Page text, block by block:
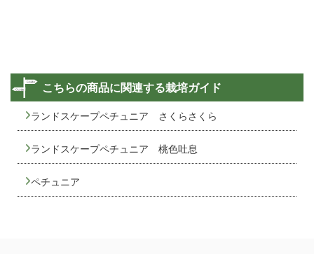
こちらの商品に関連する栽培ガイド
ランドスケープペチュニア さくらさくら
ランドスケープペチュニア 桃色吐息
ペチュニア